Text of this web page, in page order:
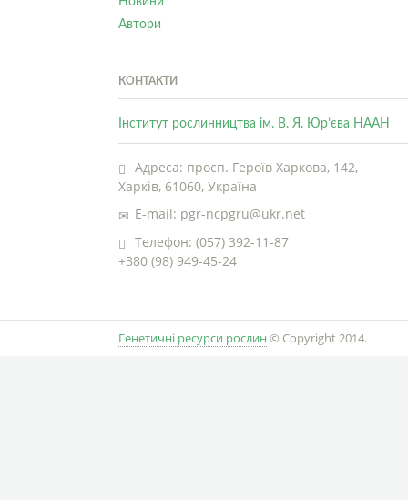
Автори
КОНТАКТИ
Інститут рослинництва ім. В. Я. Юр’єва НААН
Адреса: просп. Героїв Харкова, 142,
Харків, 61060, Україна
E-mail: pgr-ncpgru@ukr.net
Телефон: (057) 392-11-87
+380 (98) 949-45-24
Генетичні ресурси рослин © Copyright 2014.